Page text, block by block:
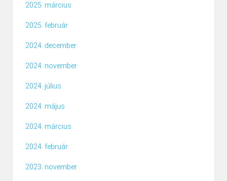
2025. március
2025. február
2024. december
2024. november
2024. július
2024. május
2024. március
2024. február
2023. november